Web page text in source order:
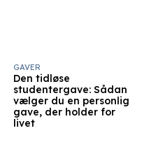
Den tidløse
studentergave: Sådan
vælger du en personlig
gave, der holder for
livet
GAVER